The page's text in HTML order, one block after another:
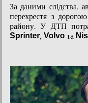
За даними слідства,
перехрестя з
району. У ДТП
Sprinter, Volvo та